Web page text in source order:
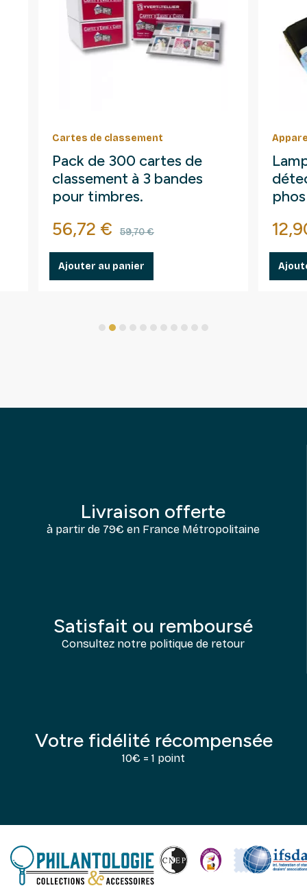
Cartes de classement
Pack de 300 cartes de
classement à 3 bandes
pour timbres.
Prix
56,72 € Prix de base
59,70 €
Ajouter au panier
Prix
Livraison offerte
à partir de 79€ en France Métropolitaine
Satisfait ou remboursé
Consultez notre politique de retour
Votre fidélité récompensée
10€ = 1 point